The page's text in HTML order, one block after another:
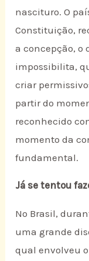
nascituro. O
Constituição,
a concepção, o
impossibilita,
criar
partir do
reconhecido
momento da
fundamental.
Já se tentou
No Brasil,
uma grande
qual envolveu